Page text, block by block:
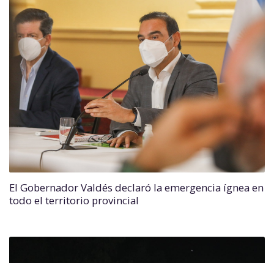
El Gobernador Valdés declaró la emergencia ígnea en
todo el territorio provincial